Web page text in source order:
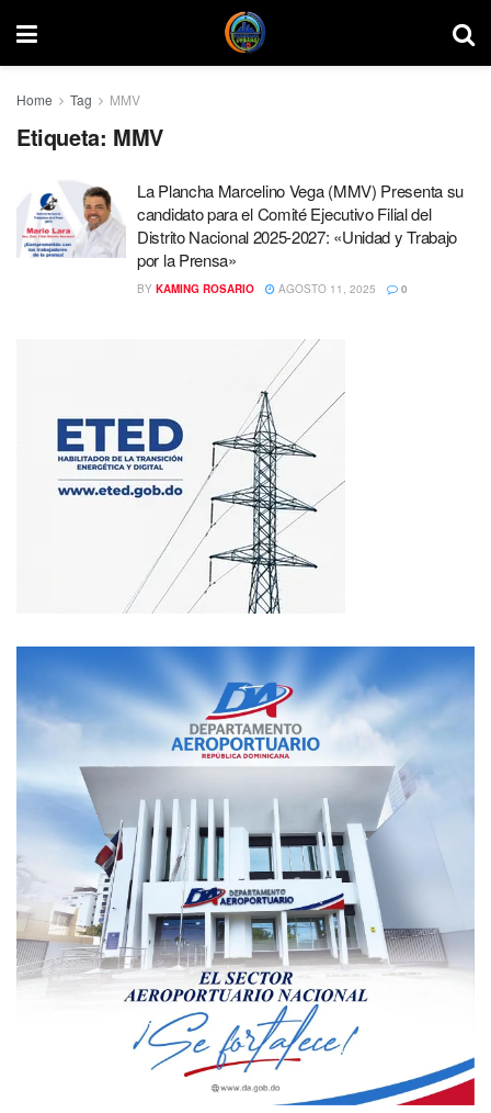
Home Tag MMV
Etiqueta: MMV
La Plancha Marcelino Vega (MMV) Presenta su
candidato para el Comité Ejecutivo Filial del
Distrito Nacional 2025-2027: «Unidad y Trabajo
por la Prensa»
BY KAMING ROSARIO AGOSTO 11, 2025 0